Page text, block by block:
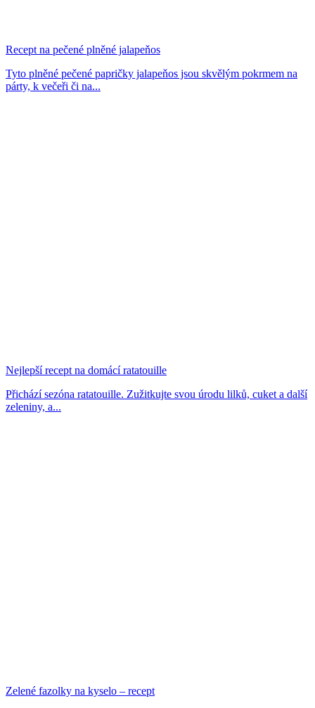
Recept na pečené plněné jalapeňos
Tyto plněné pečené papričky jalapeňos jsou skvělým pokrmem na
párty, k večeři či na...
Nejlepší recept na domácí ratatouille
Přichází sezóna ratatouille. Zužitkujte svou úrodu lilků, cuket a další
zeleniny, a...
Zelené fazolky na kyselo – recept